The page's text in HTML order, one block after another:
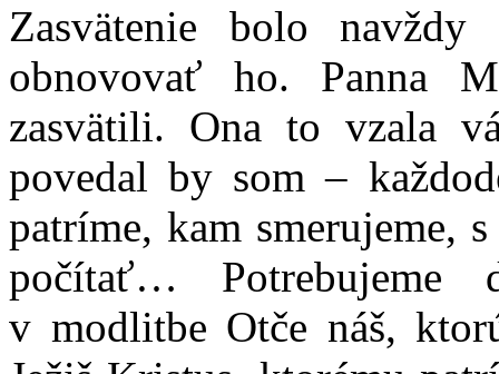
Zasvätenie bolo
obnovovať ho. Panna
zasvätili. Ona to vzala
povedal by som –
patríme, kam smerujeme,
počítať… Potrebujeme
v modlitbe Otče náš,